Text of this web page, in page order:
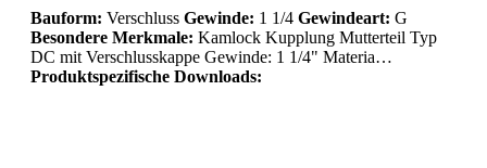
Bauform: Verschluss Gewinde: 1 1/4 Gewindeart: G
Besondere Merkmale: Kamlock Kupplung Mutterteil Typ
DC mit Verschlusskappe Gewinde: 1 1/4" Materia…
Produktspezifische Downloads: